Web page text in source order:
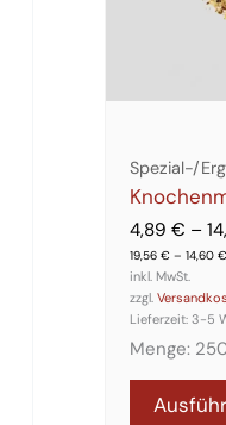
Spezial-/
4,89€ –
19,56€ –14,60€
inkl. MwSt.
zzgl.
Lieferzeit:3-5
Menge: